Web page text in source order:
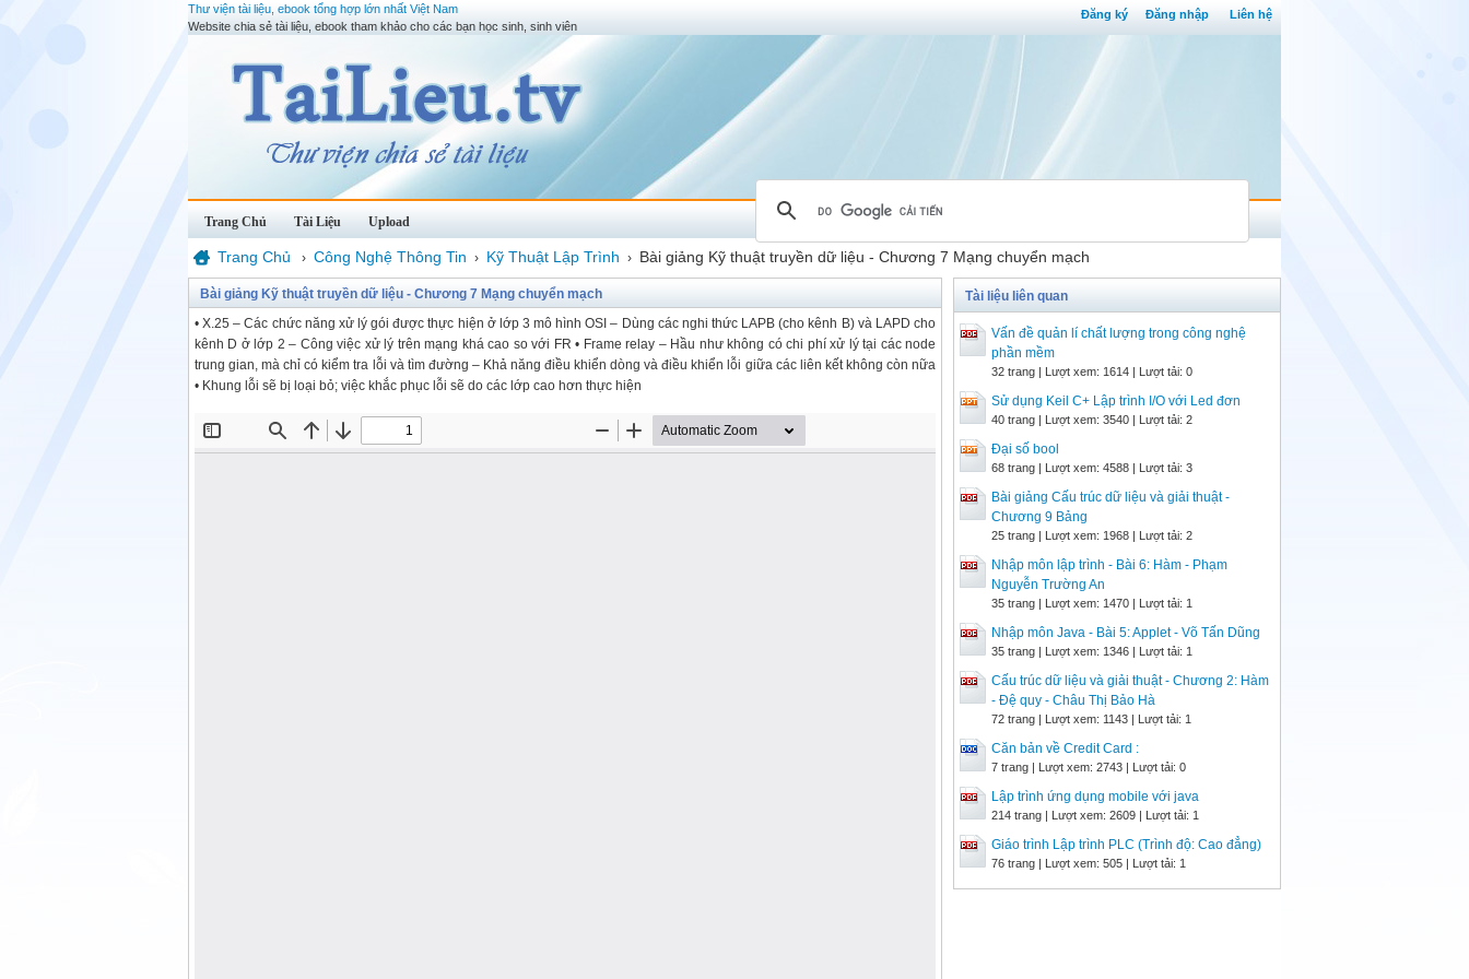
Đăng ký Đăng nhập Liên hệ
Thư viện tài liệu, ebook tổng hợp lớn nhất Việt Nam
Website chia sẻ tài liệu, ebook tham khảo cho các bạn học sinh, sinh viên
Trang Chủ Tài Liệu Upload
Trang Chủ › Công Nghệ Thông Tin › Kỹ Thuật Lập Trình › Bài giảng Kỹ thuật truyền dữ liệu - Chương 7 Mạng chuyển mạch
Bài giảng Kỹ thuật truyền dữ liệu - Chương 7 Mạng chuyển mạch
• X.25 – Các chức năng xử lý gói được thực hiện ở lớp 3 mô hình OSI – Dùng các nghi thức LAPB (cho kênh B) và LAPD cho
kênh D ở lớp 2 – Công việc xử lý trên mạng khá cao so với FR • Frame relay – Hầu như không có chi phí xử lý tại các node
trung gian, mà chỉ có kiểm tra lỗi và tìm đường – Khả năng điều khiển dòng và điều khiển lỗi giữa các liên kết không còn nữa
• Khung lỗi sẽ bị loại bỏ; việc khắc phục lỗi sẽ do các lớp cao hơn thực hiện
Tài liệu liên quan
Vấn đề quản lí chất lượng trong công nghệ
phần mềm
32 trang | Lượt xem: 1614 | Lượt tải: 0
Sử dụng Keil C+ Lập trình I/O với Led đơn
40 trang | Lượt xem: 3540 | Lượt tải: 2
Đại số bool
68 trang | Lượt xem: 4588 | Lượt tải: 3
Bài giảng Cấu trúc dữ liệu và giải thuật -
Chương 9 Bảng
25 trang | Lượt xem: 1968 | Lượt tải: 2
Nhập môn lập trình - Bài 6: Hàm - Phạm
Nguyễn Trường An
35 trang | Lượt xem: 1470 | Lượt tải: 1
Nhập môn Java - Bài 5: Applet - Võ Tấn Dũng
35 trang | Lượt xem: 1346 | Lượt tải: 1
Cấu trúc dữ liệu và giải thuật - Chương 2: Hàm
- Đệ quy - Châu Thị Bảo Hà
72 trang | Lượt xem: 1143 | Lượt tải: 1
Căn bản về Credit Card :
7 trang | Lượt xem: 2743 | Lượt tải: 0
Lập trình ứng dụng mobile với java
214 trang | Lượt xem: 2609 | Lượt tải: 1
Giáo trình Lập trình PLC (Trình độ: Cao đẳng)
76 trang | Lượt xem: 505 | Lượt tải: 1